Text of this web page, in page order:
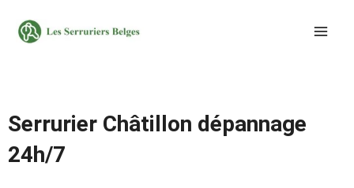
Serrurier Châtillon dépannage
24h/7